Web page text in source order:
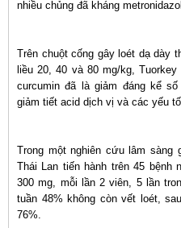
nhiều chủng đã kháng
Trên chuột cống gây loét dạ dày
liều 20, 40 và 80 mg/kg,
curcumin đã là giảm đáng kể
giảm tiết acid dịch vị và các yếu
Trong một nghiên cứu lâm sàng
Thái Lan tiến hành trên 45 bệnh
300 mg, mỗi lần 2 viên, 5 lần
tuần 48% không còn vết loét,
76%.